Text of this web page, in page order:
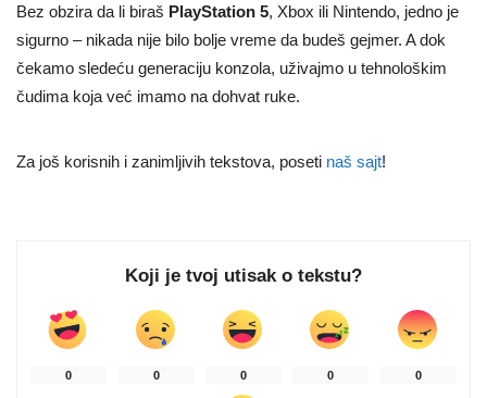
Bez obzira da li biraš PlayStation 5, Xbox ili Nintendo, jedno je
sigurno – nikada nije bilo bolje vreme da budeš gejmer. A dok
čekamo sledeću generaciju konzola, uživajmo u tehnološkim
čudima koja već imamo na dohvat ruke.
Za još korisnih i zanimljivih tekstova, poseti naš sajt!
Koji je tvoj utisak o tekstu?
0 0 0 0 0